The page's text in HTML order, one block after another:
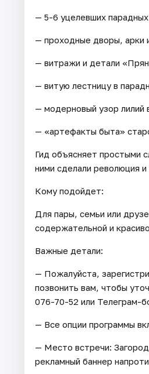
— 5-6 уцелевших
— проходные дворы, арки
— витражи и детали
— витую лестницу в
— модерновый узор лилий
— «артефакты быта»
Гид объясняет простыми
ними сделали революция
Кому подойдет:
Для пары, семьи или
содержательной и
Важные детали:
— Пожалуйста,
позвонить вам, чтобы
076-70-52 или Телеграм-
— Все опции программы
— Место встречи:
рекламный баннер